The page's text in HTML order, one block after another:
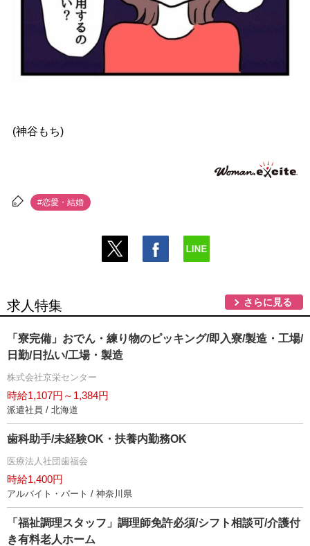
(神谷もち)
#恋愛・結婚
求人特集 さらに見る
「寮完備」おでん・練り物のピッキング/即入寮/製造・工場/
日勤/日払い/工場・製造
株式会社京栄センター
時給1,107円～1,384円
派遣社員 / 北海道
歯科助手/未経験OK・扶養内勤務OK
医療法人社団歯福会
時給1,400円
アルバイト・パート / 神奈川県
「福祉調理スタッフ」調理師免許必須/シフト相談可/介護付
き有料老人ホーム